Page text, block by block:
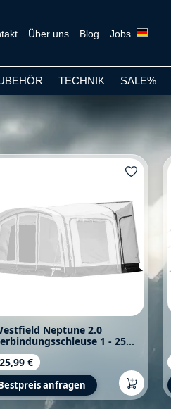
Über uns Blog Jobs
TECHNIK SALE%
Neptune 2.0
1 - 250
cm
Preis:
€
anfragen